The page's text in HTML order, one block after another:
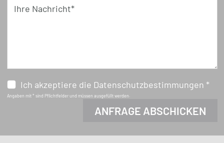
Ihre Nachricht*
Ich akzeptiere die Datenschutzbestimmungen *
Angaben mit * sind Pflichtfelder und müssen ausgefüllt werden.